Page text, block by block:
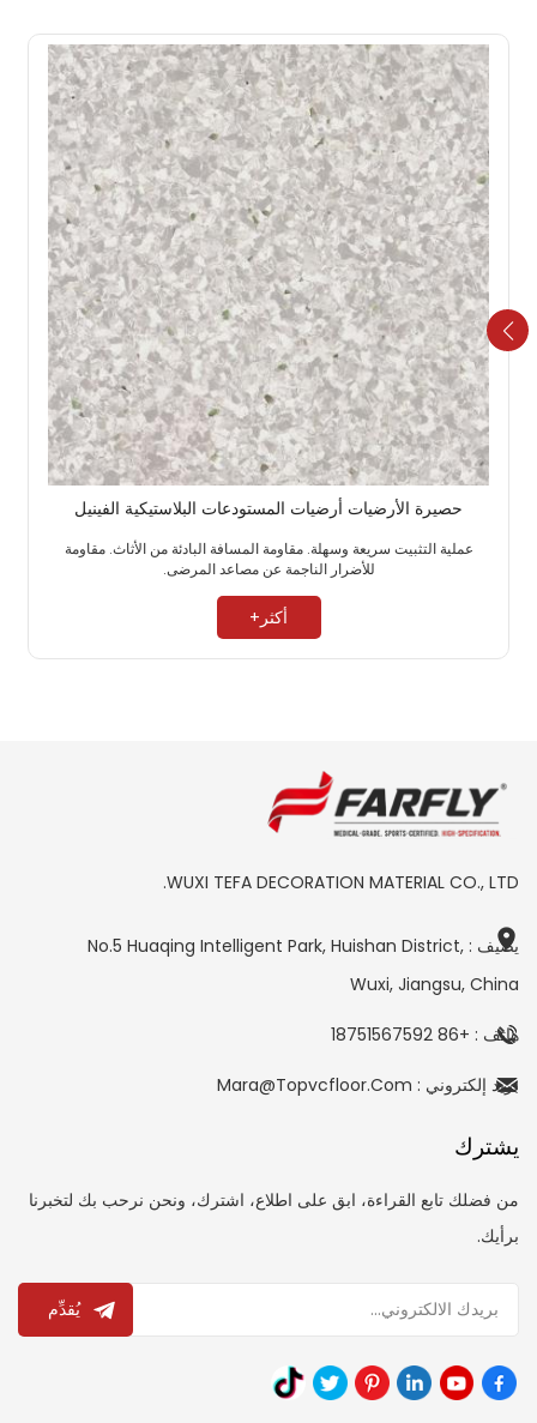
حصيرة الأرضيات أرضيات المستودعات البلاستيكية الفينيل
عملية التثبيت سريعة وسهلة. مقاومة المسافة البادئة من الأثاث. مقاومة
للأضرار الناجمة عن مصاعد المرضى. ​
أكثر+
WUXI TEFA DECORATION MATERIAL CO., LTD.
يضيف : No.5 Huaqing Intelligent Park, Huishan District,
Wuxi, Jiangsu, China
هاتف : +86 18751567592
بريد إلكتروني : Mara@topvcfloor.com
يشترك
من فضلك تابع القراءة، ابق على اطلاع، اشترك، ونحن نرحب بك لتخبرنا
برأيك.
يُقدِّم